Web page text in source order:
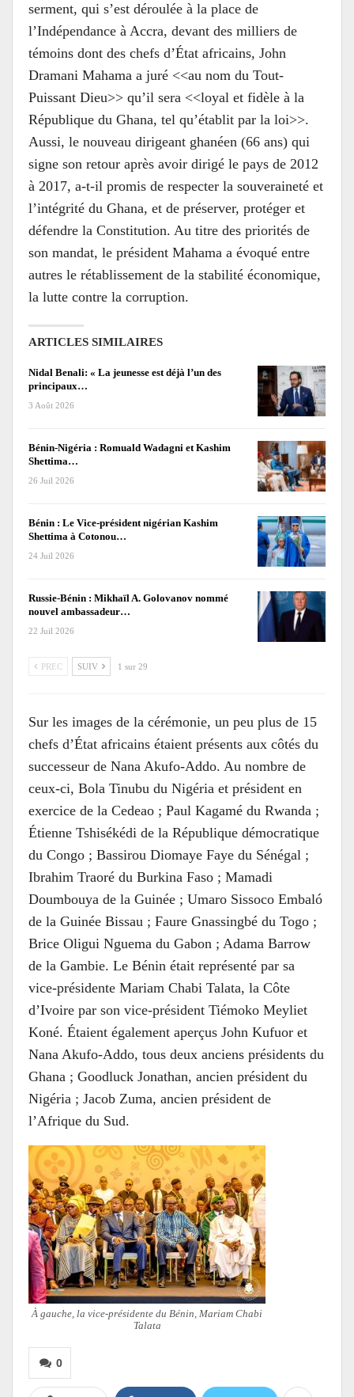
serment, qui s’est déroulée à la place de
l’Indépendance à Accra, devant des milliers de
témoins dont des chefs d’État africains, John
Dramani Mahama a juré <<au nom du Tout-
Puissant Dieu>> qu’il sera <<loyal et fidèle à la
République du Ghana, tel qu’établit par la loi>>.
Aussi, le nouveau dirigeant ghanéen (66 ans) qui
signe son retour après avoir dirigé le pays de 2012
à 2017, a-t-il promis de respecter la souveraineté et
l’intégrité du Ghana, et de préserver, protéger et
défendre la Constitution. Au titre des priorités de
son mandat, le président Mahama a évoqué entre
autres le rétablissement de la stabilité économique,
la lutte contre la corruption.
ARTICLES SIMILAIRES
Nidal Benali: « La jeunesse est déjà l’un des
principaux…
3 Août 2026
Bénin-Nigéria : Romuald Wadagni et Kashim
Shettima…
26 Juil 2026
Bénin : Le Vice-président nigérian Kashim
Shettima à Cotonou…
24 Juil 2026
Russie-Bénin : Mikhaïl A. Golovanov nommé
nouvel ambassadeur…
22 Juil 2026
PREC SUIV 1 sur 29
Sur les images de la cérémonie, un peu plus de 15
chefs d’État africains étaient présents aux côtés du
successeur de Nana Akufo-Addo. Au nombre de
ceux-ci, Bola Tinubu du Nigéria et président en
exercice de la Cedeao ; Paul Kagamé du Rwanda ;
Étienne Tshisékédi de la République démocratique
du Congo ; Bassirou Diomaye Faye du Sénégal ;
Ibrahim Traoré du Burkina Faso ; Mamadi
Doumbouya de la Guinée ; Umaro Sissoco Embaló
de la Guinée Bissau ; Faure Gnassingbé du Togo ;
Brice Oligui Nguema du Gabon ; Adama Barrow
de la Gambie. Le Bénin était représenté par sa
vice-présidente Mariam Chabi Talata, la Côte
d’Ivoire par son vice-président Tiémoko Meyliet
Koné. Étaient également aperçus John Kufuor et
Nana Akufo-Addo, tous deux anciens présidents du
Ghana ; Goodluck Jonathan, ancien président du
Nigéria ; Jacob Zuma, ancien président de
l’Afrique du Sud.
À gauche, la vice-présidente du Bénin, Mariam Chabi
Talata
0